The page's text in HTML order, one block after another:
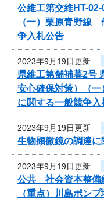
公維工第交維HT-
（一）栗原青野線
争入札公告
2023年9月19日更新
県維工第舗補暮2号
安心確保対策）（
に関する一般競争入
2023年9月19日更新
生物顕微鏡の調達
2023年9月19日更新
公共 社会資本整備
（重点）川島ポン